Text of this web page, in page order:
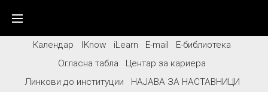
contentКалендар IKnow iLearn E-mail
Е-библиотека
Огласна табла
Центар за кариера
Линкови до институции
НАЈАВА ЗА НАСТАВНИЦИ